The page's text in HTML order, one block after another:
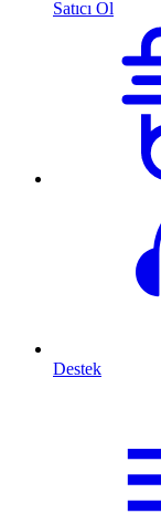
Satıcı Ol
Destek